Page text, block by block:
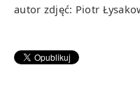
autor zdjęć: Piotr